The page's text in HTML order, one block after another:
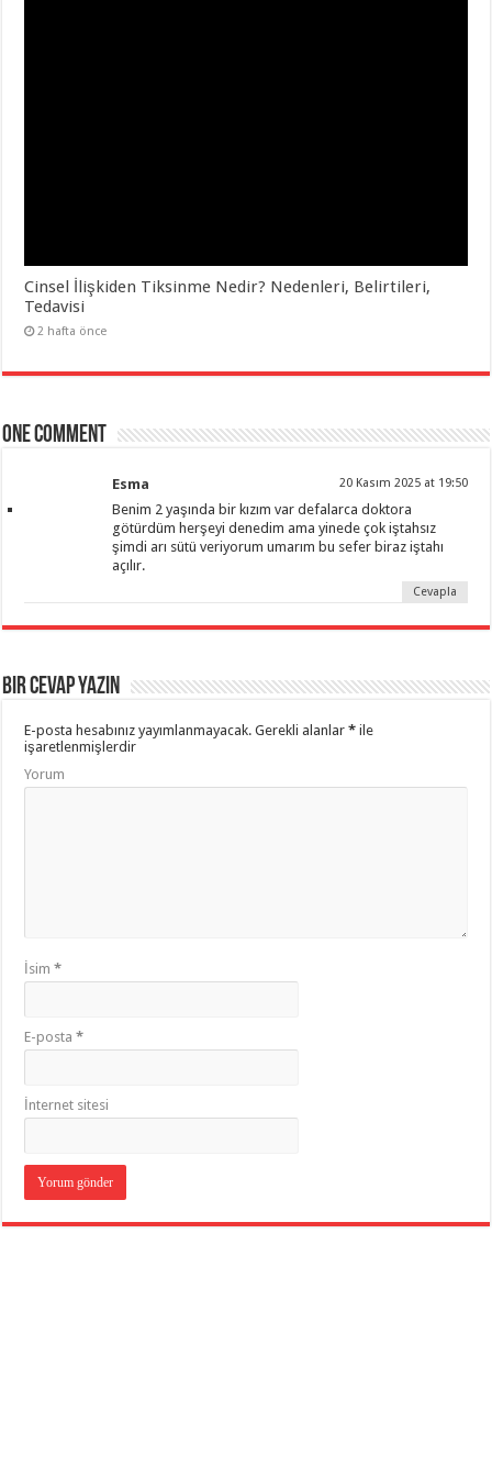
Cinsel İlişkiden Tiksinme Nedir? Nedenleri, Belirtileri,
Tedavisi
2 hafta önce
One comment
Esma 20 Kasım 2025 at 19:50
Benim 2 yaşında bir kızım var defalarca doktora
götürdüm herşeyi denedim ama yinede çok iştahsız
şimdi arı sütü veriyorum umarım bu sefer biraz iştahı
açılır.
Cevapla
Bir Cevap Yazın
E-posta hesabınız yayımlanmayacak. Gerekli alanlar* ile
işaretlenmişlerdir
Yorum
İsim*
E-posta*
İnternet sitesi